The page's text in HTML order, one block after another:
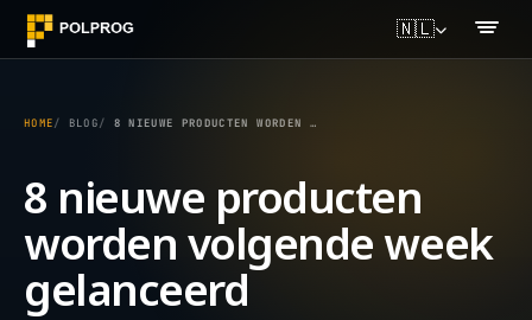
🇳🇱
HOME BLOG 8 NIEUWE PRODUCTEN WORDEN VOLGENDE WEEK GELANCEERD
8 nieuwe producten
worden volgende week
gelanceerd